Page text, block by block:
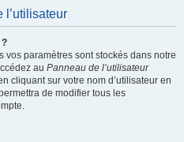
l’utilisateur
vos paramètres sont stockés dans notre
au Panneau de l’utilisateur
cliquant sur votre nom d’utilisateur en
de modifier tous les